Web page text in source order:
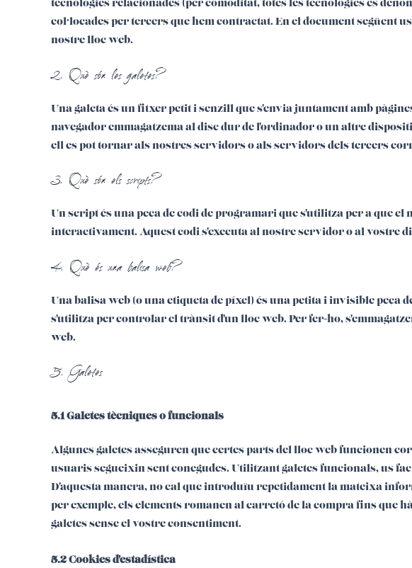
tecnologies relacionades (per comoditat, totes les tecnologies es
col·locades per tercers que hem contractat. En el document següent
nostre lloc web.
2. Què són les galetes?
Una galeta és un fitxer petit i senzill que s'envia juntament amb
navegador emmagatzema al disc dur de l'ordinador o un altre
ell es pot tornar als nostres servidors o als servidors dels tercers
3. Què són els scripts?
Un script és una peça de codi de programari que s'utilitza per a que
interactivament. Aquest codi s'executa al nostre servidor o al vostre
4. Què és una balisa web?
Una balisa web (o una etiqueta de píxel) és una petita i invisible peça
s'utilitza per controlar el trànsit d'un lloc web. Per fer-ho,
web.
5. Galetes
5.1 Galetes tècniques o funcionals
Algunes galetes asseguren que certes parts del lloc web funcionen
usuaris segueixin sent conegudes. Utilitzant galetes funcionals, us
D'aquesta manera, no cal que introduïu repetidament la mateixa
per exemple, els elements romanen al carretó de la compra fins que
galetes sense el vostre consentiment.
5.2 Cookies d'estadística